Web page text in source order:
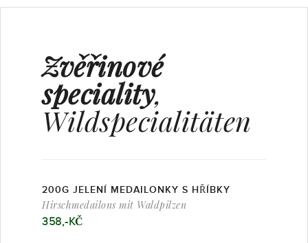
Zvěřinové
speciality,
Wildspecialitäten
200G JELENÍ MEDAILONKY S HŘÍBKY
Hirschmedailons mit Waldpilzen
358,-KČ